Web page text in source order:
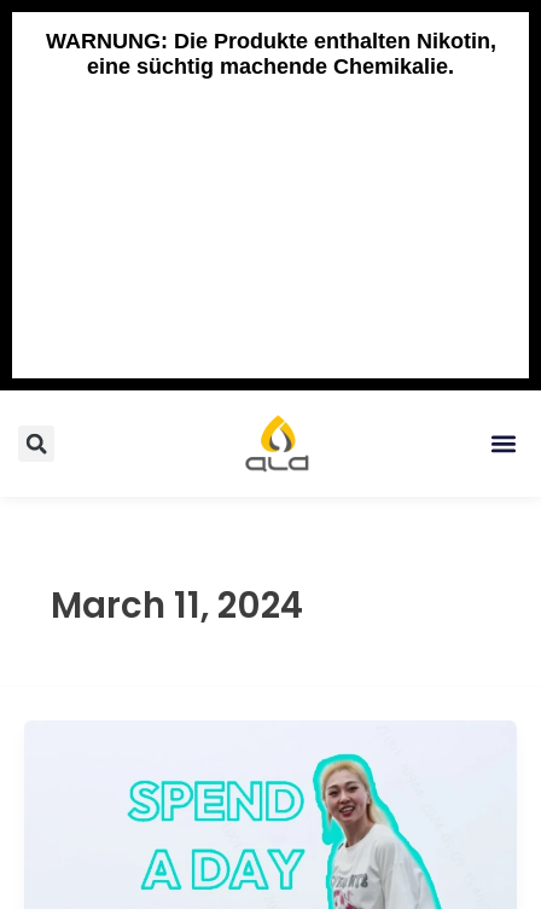
Skip
WARNUNG: Die Produkte enthalten Nikotin,
eine süchtig machende Chemikalie.
Search
March 11, 2024